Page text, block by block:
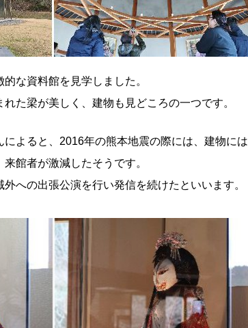
な資料館を見学しました。
た梁が美しく、建物も見どころの一つです。
よると、2016年の熊本地震の際には、建物には
館者が激減したそうです。
への出張公演を行い発信を続けたといいます。